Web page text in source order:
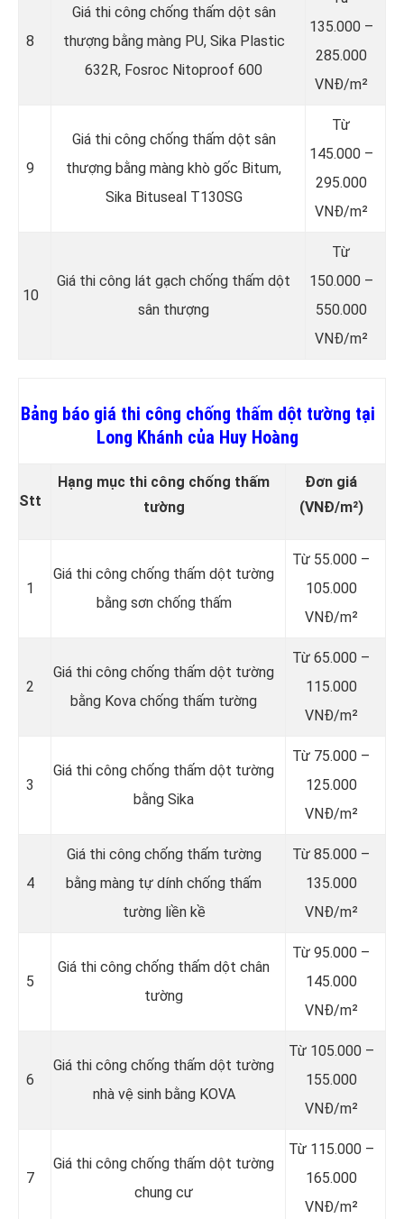
8
Giá thi công chống thấm dột sân
thượng bằng màng PU, Sika Plastic
632R, Fosroc Nitoproof 600
135.000 –
285.000
VNĐ/m²
9
Giá thi công chống thấm dột sân
thượng bằng màng khò gốc Bitum,
Sika Bituseal T130SG
Từ
145.000 –
295.000
VNĐ/m²
10
Giá thi công lát gạch chống thấm dột
sân thượng
Từ
150.000 –
550.000
VNĐ/m²
Bảng báo giá thi công chống thấm dột tường tại
Long Khánh của Huy Hoàng
Stt
Hạng mục thi công chống thấm
tường
Đơn giá
(VNĐ/m²)
1
Giá thi công chống thấm dột tường
bằng sơn chống thấm
Từ 55.000 –
105.000
VNĐ/m²
2
Giá thi công chống thấm dột tường
bằng Kova chống thấm tường
Từ 65.000 –
115.000
VNĐ/m²
3
Giá thi công chống thấm dột tường
bằng Sika
Từ 75.000 –
125.000
VNĐ/m²
4
Giá thi công chống thấm tường
bằng màng tự dính chống thấm
tường liền kề
Từ 85.000 –
135.000
VNĐ/m²
5
Giá thi công chống thấm dột chân
tường
Từ 95.000 –
145.000
VNĐ/m²
6
Giá thi công chống thấm dột tường
nhà vệ sinh bằng KOVA
Từ 105.000 –
155.000
VNĐ/m²
7
Giá thi công chống thấm dột tường
chung cư
Từ 115.000 –
165.000
VNĐ/m²